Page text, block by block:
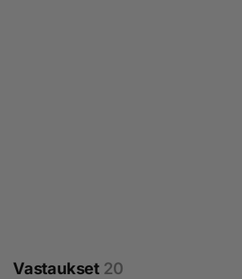
Vastaukset 20